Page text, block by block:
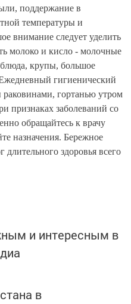
поддержание в
температуры и
внимание следует уделить
молоко и кисло - молочные
крупы, большое
гигиенический
гортанью утром
признаках заболеваний со
обращайтесь к врачу
назначения. Бережное
здоровья всего
и интересным в
в